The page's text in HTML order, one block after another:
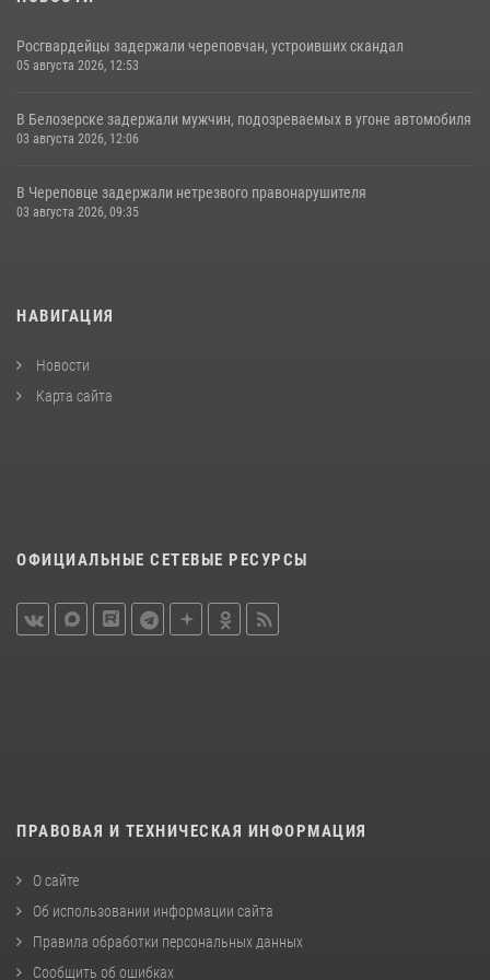
Росгвардейцы задержали череповчан, устроивших скандал
05 августа 2026, 12:53
В Белозерске задержали мужчин, подозреваемых в угоне автомобиля
03 августа 2026, 12:06
В Череповце задержали нетрезвого правонарушителя
03 августа 2026, 09:35
НАВИГАЦИЯ
Новости
Карта сайта
ОФИЦИАЛЬНЫЕ СЕТЕВЫЕ РЕСУРСЫ
ПРАВОВАЯ И ТЕХНИЧЕСКАЯ ИНФОРМАЦИЯ
О сайте
Об использовании информации сайта
Правила обработки персональных данных
Сообщить об ошибках